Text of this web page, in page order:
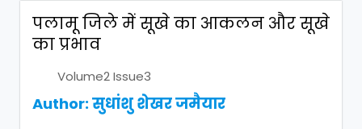
पलामू जिले में सूखे का आकलन और सूखे
का प्रभाव
Volume2 Issue3
Author: सुधांशु शेखर जमैयार